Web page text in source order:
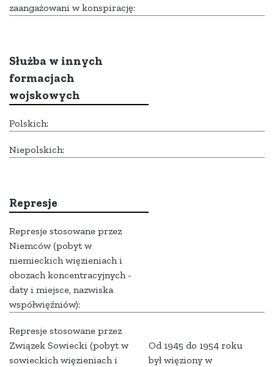
zaangażowani w konspirację:
Służba w innych
formacjach
wojskowych
Polskich:
Niepolskich:
Represje
Represje stosowane przez
Niemców (pobyt w
niemieckich więzieniach i
obozach koncentracyjnych -
daty i miejsce, nazwiska
współwięźniów):
Represje stosowane przez
Związek Sowiecki (pobyt w
sowieckich więzieniach i
Od 1945 do 1954 roku
był więziony w